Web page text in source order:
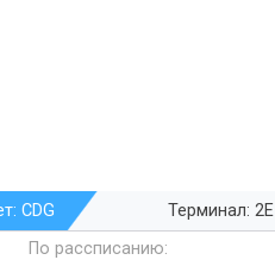
CDG Терминал: 2E
По рассписанию: